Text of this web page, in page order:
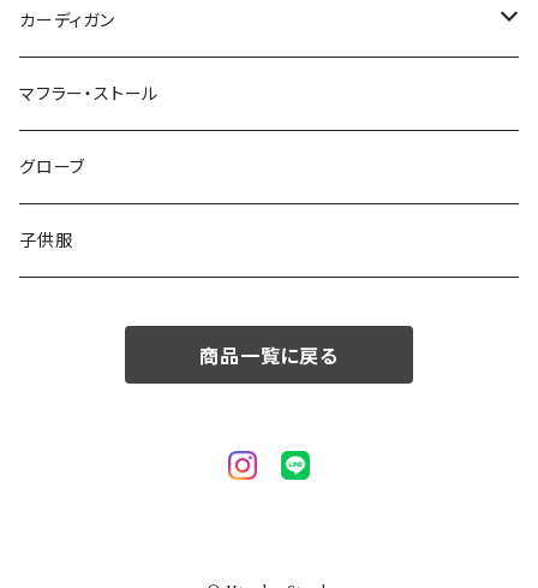
50/XL～
48/L
50/XL～
46/M
48/L
50/XL～
～44/S
46/M
48/L
50/XL～
カーディガン
～44/S
46/M
48/L
マフラー・ストール
グローブ
子供服
商品一覧に戻る